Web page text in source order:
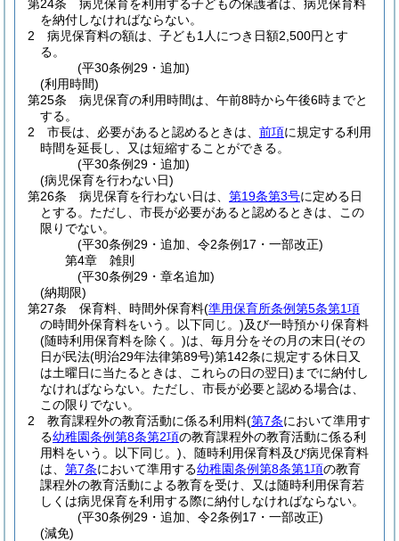
第24条
病児保育を利用する子どもの保護者は、病児保育料
を納付しなければならない。
2
病児保育料の額は、子ども1人につき日額2,500円とす
る。
(平30条例29・追加)
(利用時間)
第25条
病児保育の利用時間は、午前8時から午後6時までと
する。
2
市長は、必要があると認めるときは、 前項に規定する利用
時間を延長し、又は短縮することができる。
(平30条例29・追加)
(病児保育を行わない日)
第26条
病児保育を行わない日は、 第19条第3号に定める日
とする。 ただし、市長が必要があると認めるときは、この
限りでない。
(平30条例29・追加、令2条例17・一部改正)
第4章
雑則
(平30条例29・章名追加)
(納期限)
第27条
保育料、時間外保育料(準用保育所条例第5条第1項
の時間外保育料をいう。以下同じ。)及び一時預かり保育料
(随時利用保育料を除く。)は、毎月分をその月の末日(その
日が民法(明治29年法律第89号)第142条に規定する休日又
は土曜日に当たるときは、これらの日の翌日) までに納付し
なければならない。 ただし、市長が必要と認める場合は、
この限りでない。
2
教育課程外の教育活動に係る利用料(第7条において準用す
る幼稚園条例第8条第2項の教育課程外の教育活動に係る利
用料をいう。以下同じ。) 、随時利用保育料及び病児保育料
は、 第7条において準用する幼稚園条例第8条第1項の教育
課程外の教育活動による教育を受け、又は随時利用保育若
しくは病児保育を利用する際に納付しなければならない。
(平30条例29・追加、令2条例17・一部改正)
(減免)